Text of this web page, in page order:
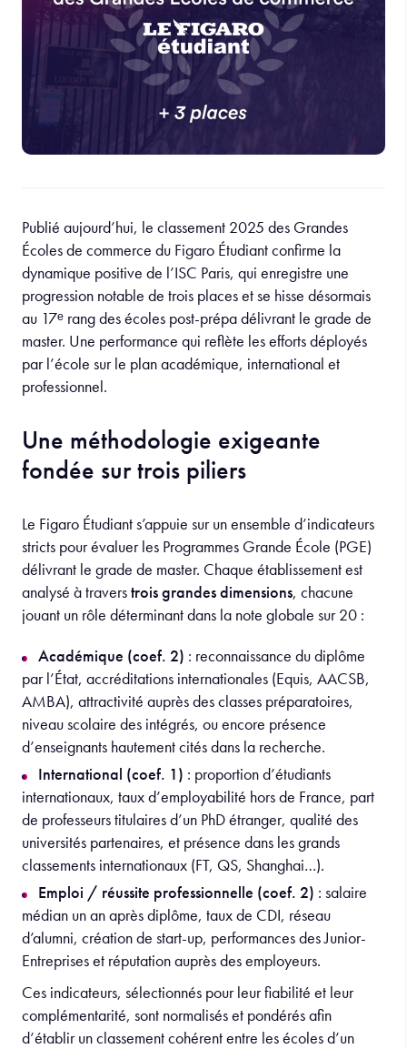
Publié aujourd’hui, le classement 2025 des Grandes
Écoles de commerce du Figaro Étudiant confirme la
dynamique positive de l’ISC Paris, qui enregistre une
progression notable de trois places et se hisse désormais
au 17ᵉ rang des écoles post-prépa délivrant le grade de
master. Une performance qui reflète les efforts déployés
par l’école sur le plan académique, international et
professionnel.
Une méthodologie exigeante
fondée sur trois piliers
Le Figaro Étudiant s’appuie sur un ensemble d’indicateurs
stricts pour évaluer les Programmes Grande École (PGE)
délivrant le grade de master. Chaque établissement est
analysé à traverstrois grandes dimensions, chacune
jouant un rôle déterminant dans la note globale sur 20 :
Académique (coef. 2) : reconnaissance du diplôme
par l’État, accréditations internationales (Equis, AACSB,
AMBA), attractivité auprès des classes préparatoires,
niveau scolaire des intégrés, ou encore présence
d’enseignants hautement cités dans la recherche.
International (coef. 1) : proportion d’étudiants
internationaux, taux d’employabilité hors de France, part
de professeurs titulaires d’un PhD étranger, qualité des
universités partenaires, et présence dans les grands
classements internationaux (FT, QS, Shanghai…).
Emploi / réussite professionnelle (coef. 2) : salaire
médian un an après diplôme, taux de CDI, réseau
d’alumni, création de start-up, performances des Junior-
Entreprises et réputation auprès des employeurs.
Ces indicateurs, sélectionnés pour leur fiabilité et leur
complémentarité, sont normalisés et pondérés afin
d’établir un classement cohérent entre les écoles d’un